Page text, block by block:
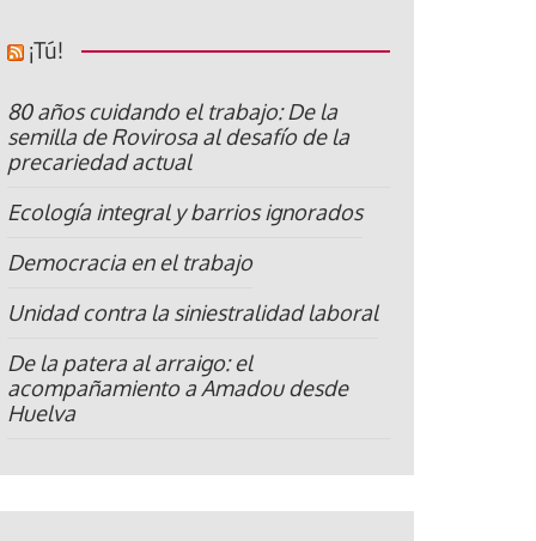
¡Tú!
80 años cuidando el trabajo: De la
semilla de Rovirosa al desafío de la
precariedad actual
Ecología integral y barrios ignorados
Democracia en el trabajo
Unidad contra la siniestralidad laboral
De la patera al arraigo: el
acompañamiento a Amadou desde
Huelva